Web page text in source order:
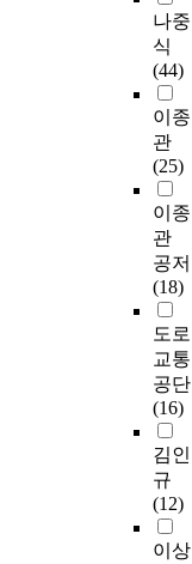
나중
식
(44)
이종
관
(25)
이종
관
공저
(18)
도로
교통
공단
(16)
김인
규
(12)
이상